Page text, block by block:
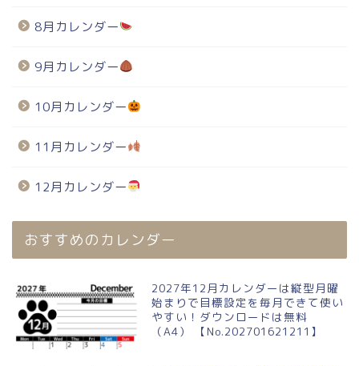
8月カレンダー
9月カレンダー
10月カレンダー
11月カレンダー
12月カレンダー
おすすめのカレンダー
2027年12月カレンダーは縦型月曜
始まりで目標設定を毎月できて使い
やすい！ダウンロードは無料
（A4） 【No.202701621211】